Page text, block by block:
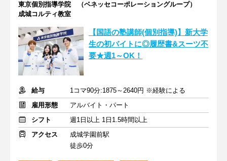
東京個別指導学院 （ベネッセコーポレーショングループ）
成城コルティ教室
【国語の塾講師(個別指導)】新大学
生の初バイトに◎履歴書&スーツ不
要★週1～OK！
給与
1コマ90分:1875～2640円 ※経験による
雇用形態
アルバイト・パート
シフト
週1日以上 1日1.5時間以上
アクセス
成城学園前駅
徒歩0分